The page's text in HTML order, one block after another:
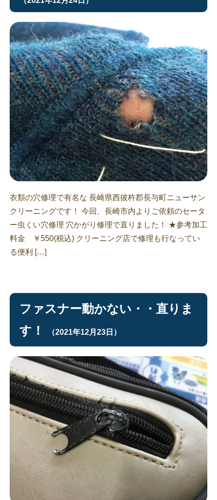
衣類の穴修理で有名な 長崎県西彼杵郡長与町ニューサン
クリーニングです！ 今回、長崎市内よりご依頼のセータ
ー虫くい穴修理 穴かがり修理で直りました！ ★参考加工
料金 ￥550(税込) クリーニング店で修理も行なってい
る便利 […]
ファスナー動かない・・直りま
す！
（2021年12月23日）